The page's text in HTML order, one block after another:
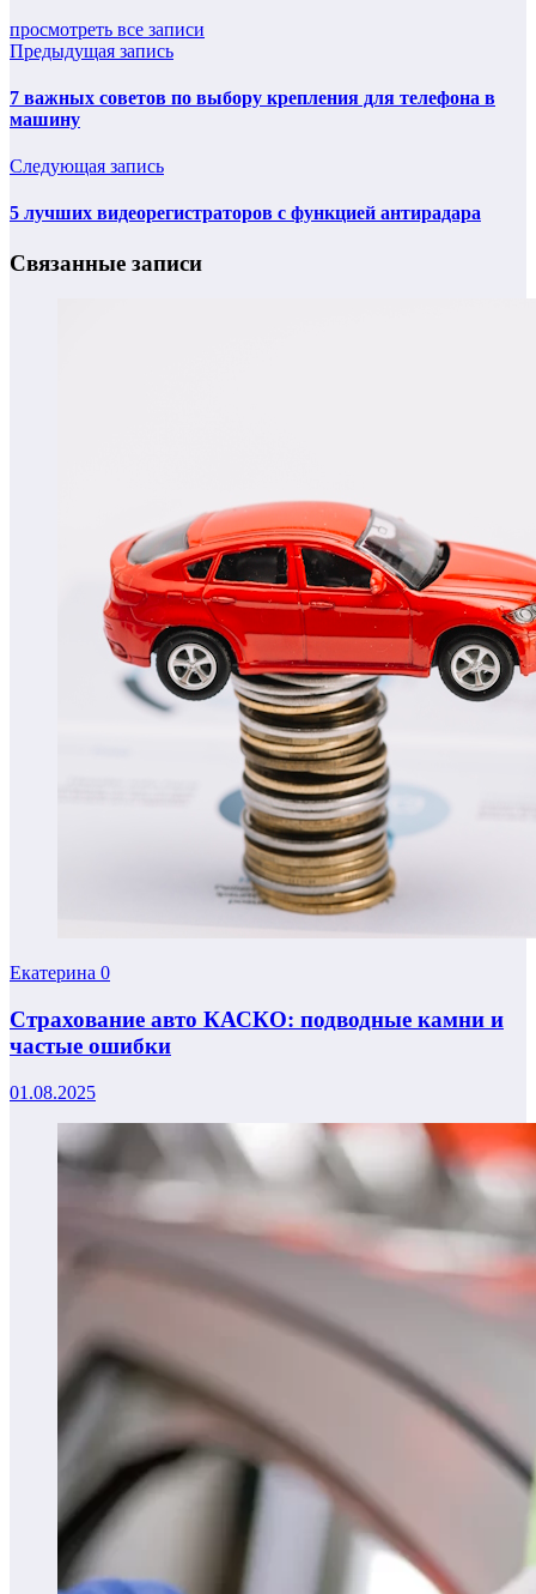
просмотреть все записи
Предыдущая запись
7 важных советов по выбору крепления для телефона в
машину
Следующая запись
5 лучших видеорегистраторов с функцией антирадара
Связанные записи
Екатерина 0
Страхование авто КАСКО: подводные камни и
частые ошибки
01.08.2025